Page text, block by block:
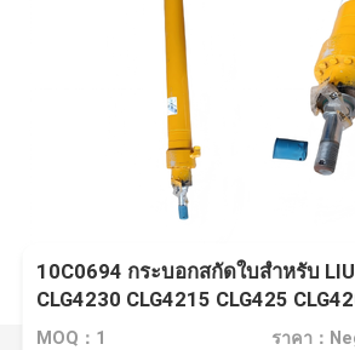
10C0694 กระบอกสกัดใบสําหรับ
CLG4230 CLG4215 CLG425
CLG4140 CLG4125
MOQ：1 ราคา：